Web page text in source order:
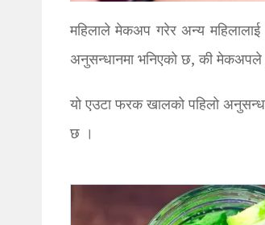
महिलाले मेकअप गरेर अन्य
अनुसन्धानमा भनिएको छ, की मेकअपले
यो एउटा फरक खालको पहिलो
छ ।